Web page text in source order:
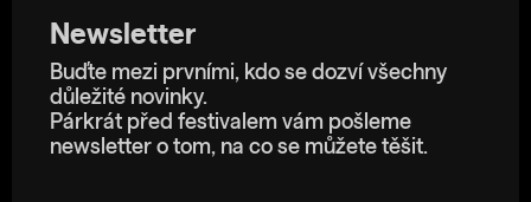
Newsletter
Buďte mezi prvními, kdo se dozví všechny
důležité novinky.
Párkrát před festivalem vám pošleme
newsletter o tom, na co se můžete těšit.